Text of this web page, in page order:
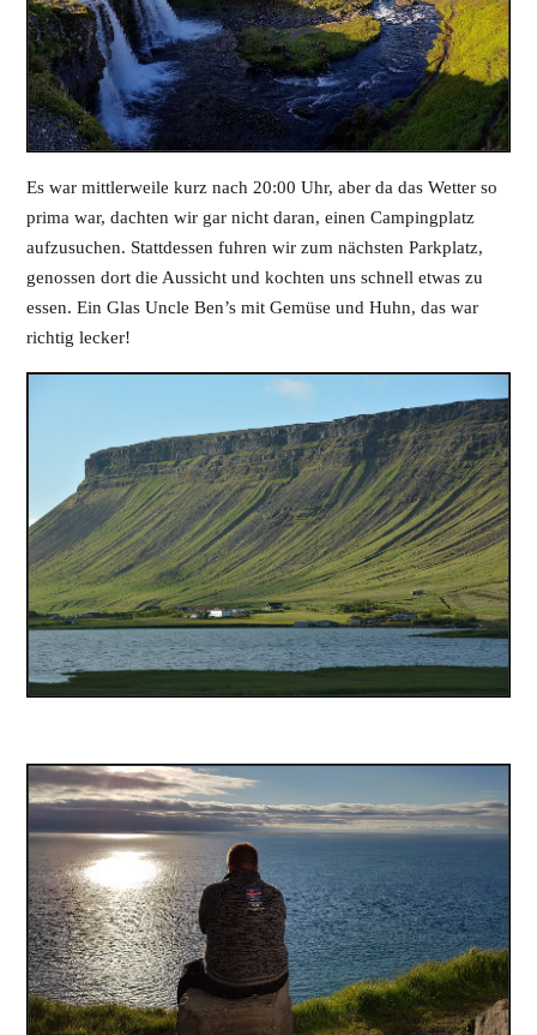
Es war mittlerweile kurz nach 20:00 Uhr, aber da das Wetter so
prima war, dachten wir gar nicht daran, einen Campingplatz
aufzusuchen. Stattdessen fuhren wir zum nächsten Parkplatz,
genossen dort die Aussicht und kochten uns schnell etwas zu
essen. Ein Glas Uncle Ben’s mit Gemüse und Huhn, das war
richtig lecker!